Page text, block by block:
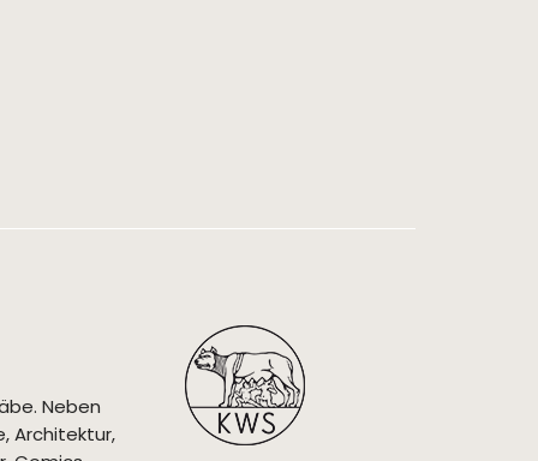
Neben
Architektur,